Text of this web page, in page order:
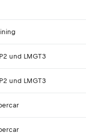
und LMGT3
und LMGT3